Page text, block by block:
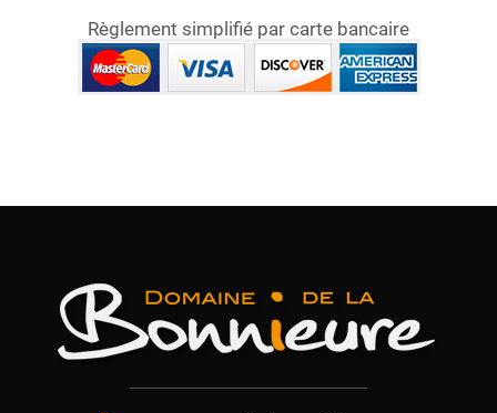
Règlement simplifié par carte bancaire